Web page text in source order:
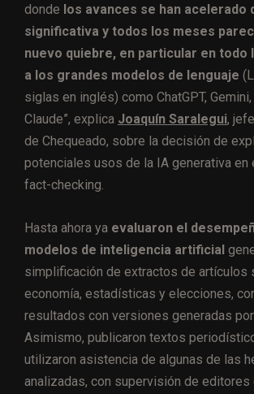
donde los avances se han acelerado
significativa y todos los meses
nuevo quiebre, en particular en todo
a los grandes modelos de lenguaje
siglas en inglés) como ChatGPT,
Claude”, explica Joaquín Saralegui,
de Chequeado, sobre la decisión de
potenciales usos de la IA generativa en
fact-checking.
Hasta ahora ya evaluaron el
modelos de inteligencia artificial
simplificación de extractos de artículos
economía, estadísticas y elecciones,
resultados con versiones generadas por
Asimismo, publicaron textos
utilizaron asistencia de algunas de las
analizadas, con supervisión de